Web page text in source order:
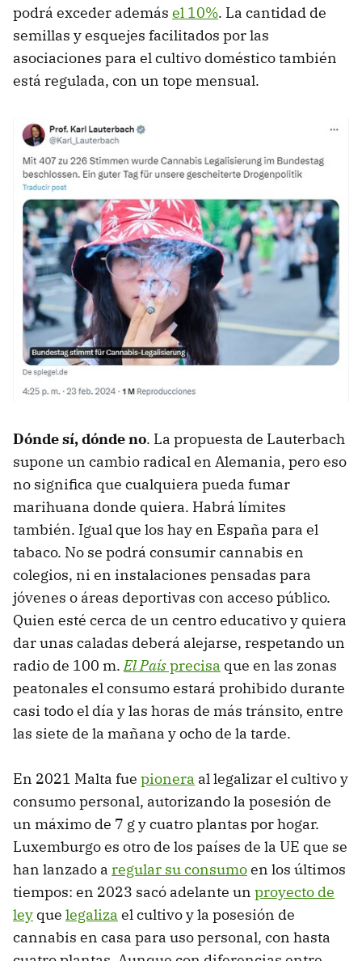
podrá exceder además el 10%. La cantidad de
semillas y esquejes facilitados por las
asociaciones para el cultivo doméstico también
está regulada, con un tope mensual.
Dónde sí, dónde no. La propuesta de Lauterbach
supone un cambio radical en Alemania, pero eso
no significa que cualquiera pueda fumar
marihuana donde quiera. Habrá límites
también. Igual que los hay en España para el
tabaco. No se podrá consumir cannabis en
colegios, ni en instalaciones pensadas para
jóvenes o áreas deportivas con acceso público.
Quien esté cerca de un centro educativo y quiera
dar unas caladas deberá alejarse, respetando un
radio de 100 m.El Paísprecisa que en las zonas
peatonales el consumo estará prohibido durante
casi todo el día y las horas de más tránsito, entre
las siete de la mañana y ocho de la tarde.
En 2021 Malta fue pionera al legalizar el cultivo y
consumo personal, autorizando la posesión de
un máximo de 7 g y cuatro plantas por hogar.
Luxemburgo es otro de los países de la UE que se
han lanzado a regular su consumoen los últimos
tiempos: en 2023 sacó adelante un proyecto de
ley que legaliza el cultivo y la posesión de
cannabis en casa para uso personal, con hasta